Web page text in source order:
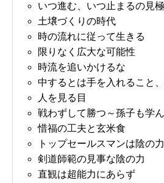
いつ進む、いつ止まるの見
土壌づくりの時代
時の流れに従って生きる
限りなく広大な可能性
時流を追いかけるな
中するとは手を入れること
人を見る目
戦わずして勝つ～孫子も学
惜福の工夫と玄米食
トップセールスマンは陰の
剣道師範の見事な陰の力
直観は超能力にあらず